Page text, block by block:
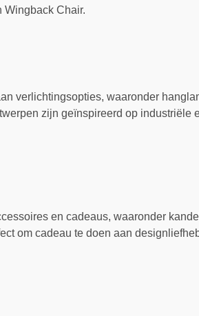
Wingback Chair.
verlichtingsopties, waaronder
zijn geïnspireerd op industriële
en cadeaus, waaronder
om cadeau te doen aan